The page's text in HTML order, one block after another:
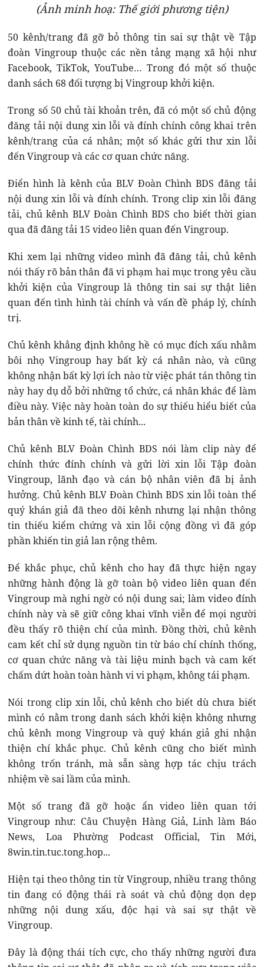
(Ảnh minh hoạ: Thế giới phương tiện)
50 kênh/trang đã gỡ bỏ thông tin sai sự thật về Tập
đoàn Vingroup thuộc các nền tảng mạng xã hội như
Facebook, TikTok, YouTube… Trong đó một số thuộc
danh sách 68 đối tượng bị Vingroup khởi kiện.
Trong số 50 chủ tài khoản trên, đã có một số chủ động
đăng tải nội dung xin lỗi và đính chính công khai trên
kênh/trang của cá nhân; một số khác gửi thư xin lỗi
đến Vingroup và các cơ quan chức năng.
Điển hình là kênh của BLV Đoàn Chình BDS đăng tải
nội dung xin lỗi và đính chính. Trong clip xin lỗi đăng
tải, chủ kênh BLV Đoàn Chình BDS cho biết thời gian
qua đã đăng tải 15 video liên quan đến Vingroup.
Khi xem lại những video mình đã đăng tải, chủ kênh
nói thấy rõ bản thân đã vi phạm hai mục trong yêu cầu
khởi kiện của Vingroup là thông tin sai sự thật liên
quan đến tình hình tài chính và vấn đề pháp lý, chính
trị.
Chủ kênh khẳng định không hề có mục đích xấu nhằm
bôi nhọ Vingroup hay bất kỳ cá nhân nào, và cũng
không nhận bất kỳ lợi ích nào từ việc phát tán thông tin
này hay dụ dỗ bởi những tổ chức, cá nhân khác để làm
điều này. Việc này hoàn toàn do sự thiếu hiểu biết của
bản thân về kinh tế, tài chính...
Chủ kênh BLV Đoàn Chình BDS nói làm clip này để
chính thức đính chính và gửi lời xin lỗi Tập đoàn
Vingroup, lãnh đạo và cán bộ nhân viên đã bị ảnh
hưởng. Chủ kênh BLV Đoàn Chình BDS xin lỗi toàn thể
quý khán giả đã theo dõi kênh nhưng lại nhận thông
tin thiếu kiểm chứng và xin lỗi cộng đồng vì đã góp
phần khiến tin giả lan rộng thêm.
Để khắc phục, chủ kênh cho hay đã thực hiện ngay
những hành động là gỡ toàn bộ video liên quan đến
Vingroup mà nghi ngờ có nội dung sai; làm video đính
chính này và sẽ giữ công khai vĩnh viễn để mọi người
đều thấy rõ thiện chí của mình. Đồng thời, chủ kênh
cam kết chỉ sử dụng nguồn tin từ báo chí chính thống,
cơ quan chức năng và tài liệu minh bạch và cam kết
chấm dứt hoàn toàn hành vi vi phạm, không tái phạm.
Nói trong clip xin lỗi, chủ kênh cho biết dù chưa biết
mình có nằm trong danh sách khởi kiện không nhưng
chủ kênh mong Vingroup và quý khán giả ghi nhận
thiện chí khắc phục. Chủ kênh cũng cho biết mình
không trốn tránh, mà sẵn sàng hợp tác chịu trách
nhiệm về sai lầm của mình.
Một số trang đã gỡ hoặc ẩn video liên quan tới
Vingroup như: Câu Chuyện Hàng Giả, Linh làm Báo
News, Loa Phường Podcast Official, Tin Mới,
8win.tin.tuc.tong.hop...
Hiện tại theo thông tin từ Vingroup, nhiều trang thông
tin đang có động thái rà soát và chủ động dọn dẹp
những nội dung xấu, độc hại và sai sự thật về
Vingroup.
Đây là động thái tích cực, cho thấy những người đưa